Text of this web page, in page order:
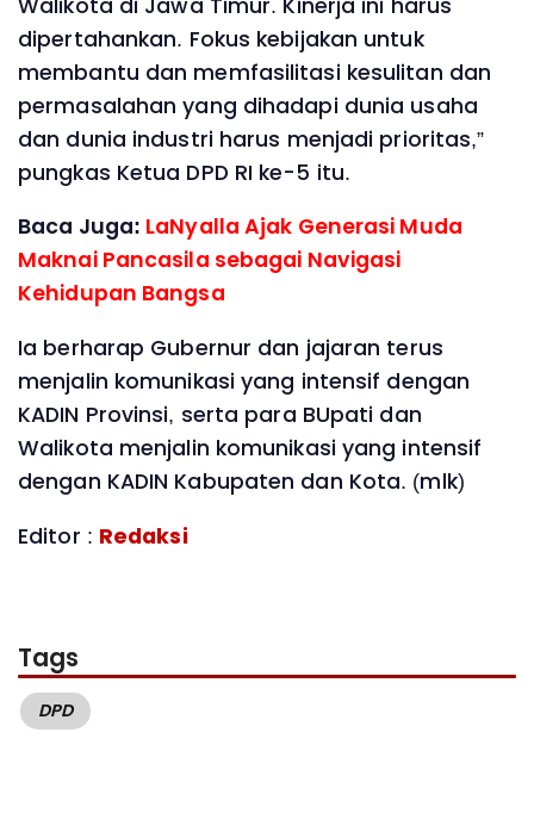
dipertahankan. Fokus kebijakan untuk
membantu dan memfasilitasi kesulitan dan
permasalahan yang dihadapi dunia usaha
dan dunia industri harus menjadi prioritas,”
pungkas Ketua DPD RI ke-5 itu.
Baca Juga: LaNyalla Ajak Generasi Muda
Maknai Pancasila sebagai Navigasi
Kehidupan Bangsa
Ia berharap Gubernur dan jajaran terus
menjalin komunikasi yang intensif dengan
KADIN Provinsi, serta para BUpati dan
Walikota menjalin komunikasi yang intensif
dengan KADIN Kabupaten dan Kota. (mlk)
Editor : Redaksi
Tags
DPD